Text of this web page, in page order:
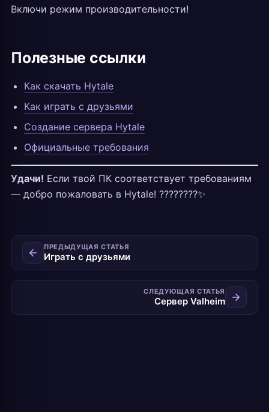
Включи режим производительности!
Полезные ссылки
Как скачать Hytale
Как играть с друзьями
Создание сервера Hytale
Официальные требования
Удачи! Если твой ПК соответствует требованиям
— добро пожаловать в Hytale! ????????✨
ПРЕДЫДУЩАЯ СТАТЬЯ
Играть с друзьями
СЛЕДУЮЩАЯ СТАТЬЯ
Сервер Valheim